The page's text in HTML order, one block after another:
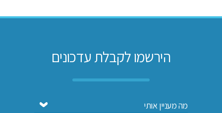
הירשמו לקבלת עדכונים